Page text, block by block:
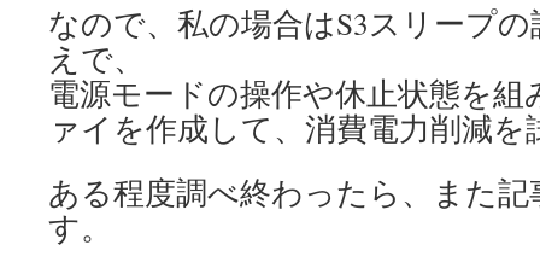
なので、私の場合はS3スリープ
えで、
電源モードの操作や休止状態を
ァイを作成して、消費電力削減を
ある程度調べ終わったら、また
す。